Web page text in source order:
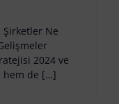
Şirketler Ne
2024 ve
hem de […]